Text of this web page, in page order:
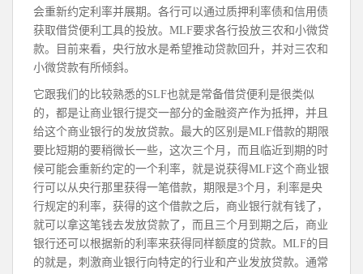
会重新约定利率并展期。各行可以通过质押利率债和信用债
获取借贷便利工具的投放。MLF要求各行投放三农和小微贷
款。目前来看，央行放水是希望推动贷款回升，并对三农和
小微贷款有所倾斜。
它跟我们的比较熟悉的SLF也就是常备借贷便利是很类似
的，都是让商业银行提交一部分的金融资产作为抵押，并且
给这个商业银行的发放贷款。最大的区别是MLF借款的期限
要比短期的要稍微长一些，这次三个月，而且临近到期的时
候可能会重新约定的一个利率，就是说获得MLF这个商业银
行可以从央行那里获得一笔借款，期限是3个月，利率是央
行规定的利率，获得的这个借款之后，商业银行就有钱了，
就可以拿这笔钱去发放贷款了，而且三个月到期之后，商业
银行还可以根据新的利率来获得同样额度的贷款。MLF的目
的就是，刺激商业银行向特定的行业和产业发放贷款。通常